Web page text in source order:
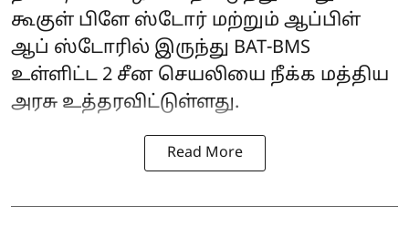
கூகுள் பிளே ஸ்டோர் மற்றும் ஆப்பிள்
ஆப் ஸ்டோரில் இருந்து BAT-BMS
உள்ளிட்ட 2 சீன செயலியை நீக்க மத்திய
அரசு உத்தரவிட்டுள்ளது.
Read More